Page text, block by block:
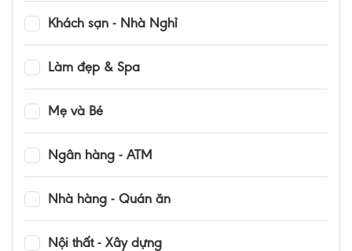
Khách sạn - Nhà Nghỉ
Làm đẹp & Spa
Mẹ và Bé
Ngân hàng - ATM
Nhà hàng - Quán ăn
Nội thất - Xây dựng